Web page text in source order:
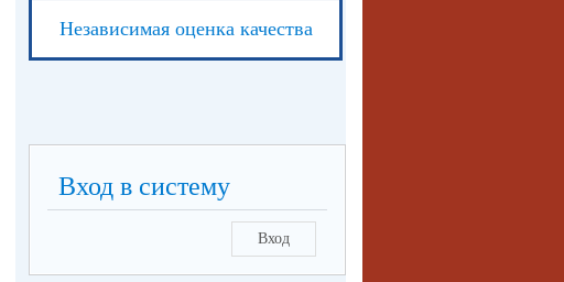
Независимая оценка качества
Вход в систему
Вход